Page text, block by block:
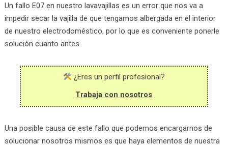
Un fallo E07 en nuestro lavavajillas es un error que nos va a
impedir secar la vajilla de que tengamos albergada en el interior
de nuestro electrodoméstico, por lo que es conveniente ponerle
solución cuanto antes.
¿Eres un perfil profesional?
Trabaja con nosotros
Una posible causa de este fallo que podemos encargarnos de
solucionar nosotros mismos es que haya elementos de nuestra